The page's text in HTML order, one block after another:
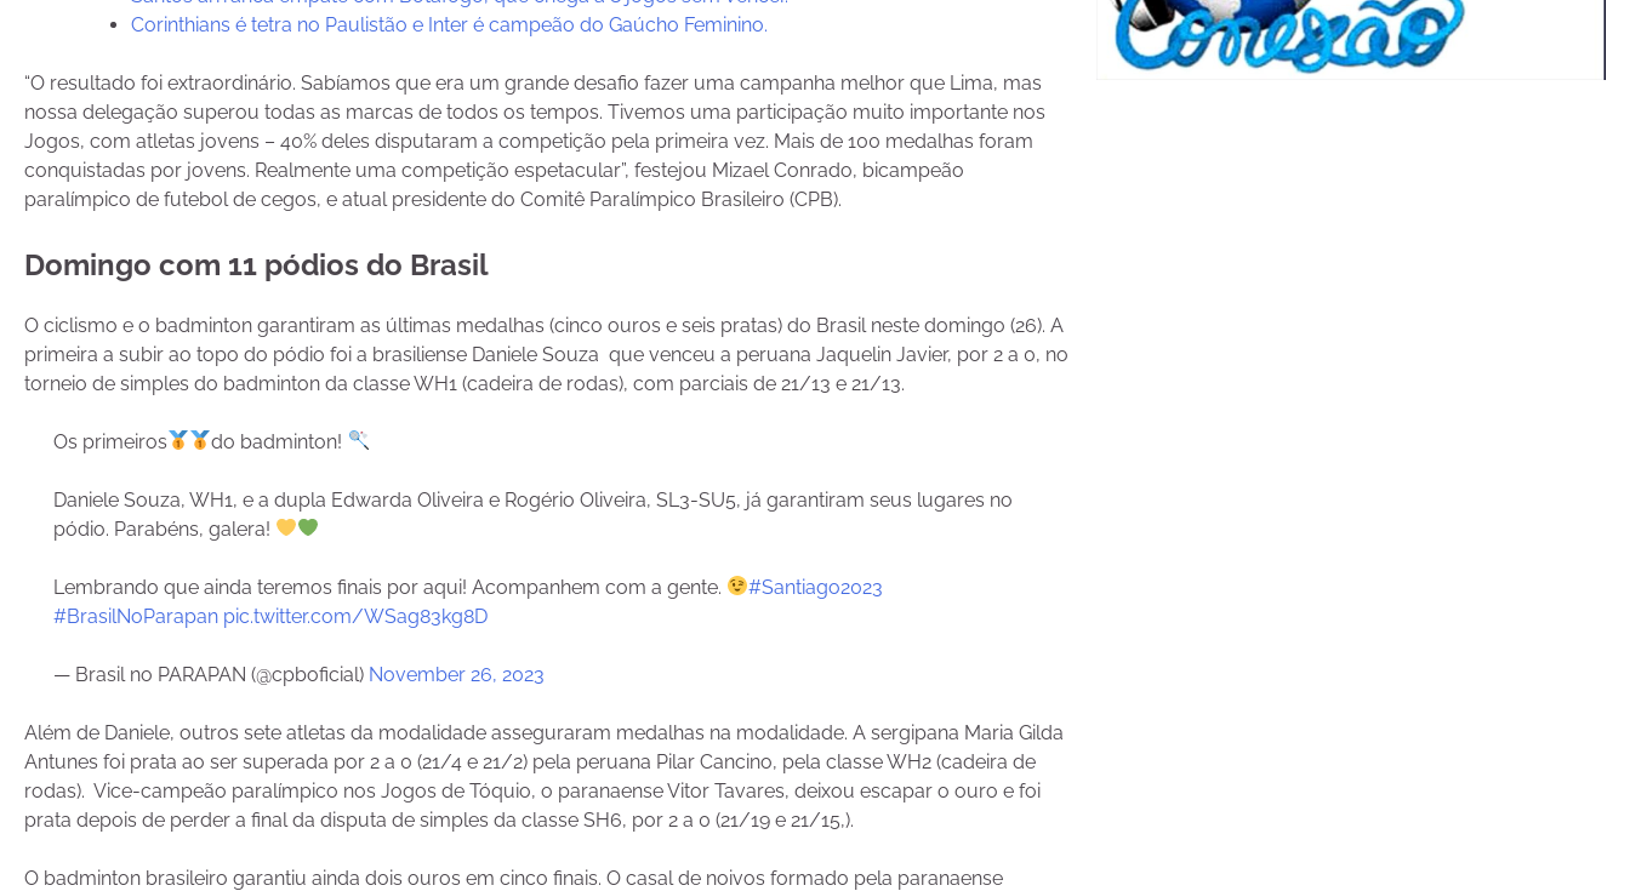
Corinthians é tetra no Paulistão e Inter é campeão do Gaúcho Feminino.
“O resultado foi extraordinário. Sabíamos que era um grande desafio fazer uma campanha melhor que Lima, mas
nossa delegação superou todas as marcas de todos os tempos. Tivemos uma participação muito importante nos
Jogos, com atletas jovens – 40% deles disputaram a competição pela primeira vez. Mais de 100 medalhas foram
conquistadas por jovens. Realmente uma competição espetacular”, festejou Mizael Conrado, bicampeão
paralímpico de futebol de cegos, e atual presidente do Comitê Paralímpico Brasileiro (CPB).
Domingo com 11 pódios do Brasil
O ciclismo e o badminton garantiram as últimas medalhas (cinco ouros e seis pratas) do Brasil neste domingo (26). A
primeira a subir ao topo do pódio foi a brasiliense Daniele Souza que venceu a peruana Jaquelin Javier, por 2 a 0, no
torneio de simples do badminton da classe WH1 (cadeira de rodas), com parciais de 21/13 e 21/13.
Os primeiros do badminton!
Daniele Souza, WH1, e a dupla Edwarda Oliveira e Rogério Oliveira, SL3-SU5, já garantiram seus lugares no
pódio. Parabéns, galera!
Lembrando que ainda teremos finais por aqui! Acompanhem com a gente.
#Santiago2023
#BrasilNoParapan pic.twitter.com/WSag83kg8D
— Brasil no PARAPAN (@cpboficial) November 26, 2023
Além de Daniele, outros sete atletas da modalidade asseguraram medalhas na modalidade. A sergipana Maria Gilda
Antunes foi prata ao ser superada por 2 a 0 (21/4 e 21/2) pela peruana Pilar Cancino, pela classe WH2 (cadeira de
rodas). Vice-campeão paralímpico nos Jogos de Tóquio, o paranaense Vitor Tavares, deixou escapar o ouro e foi
prata depois de perder a final da disputa de simples da classe SH6, por 2 a 0 (21/19 e 21/15,).
O badminton brasileiro garantiu ainda dois ouros em cinco finais. O casal de noivos formado pela paranaense